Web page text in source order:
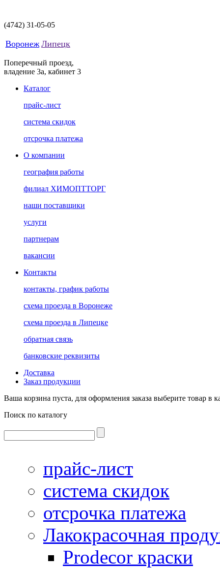
(4742) 31-05-05
Воронеж Липецк
Поперечный проезд,
владение 3а, кабинет 3
Каталог
прайс-лист
система скидок
отсрочка платежа
О компании
география работы
филиал ХИМОПТТОРГ
наши поставщики
услуги
партнерам
вакансии
Контакты
контакты, график работы
схема проезда в Воронеже
схема проезда в Липецке
обратная связь
банковские реквизиты
Доставка
Заказ продукции
Ваша корзина пуста, для оформления заказа выберите товар в
Поиск по каталогу
прайс-лист
система скидок
отсрочка платежа
Лакокрасочная
Prodecor краски